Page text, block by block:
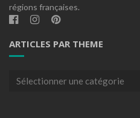
régions françaises.
ARTICLES PAR THEME
Articles